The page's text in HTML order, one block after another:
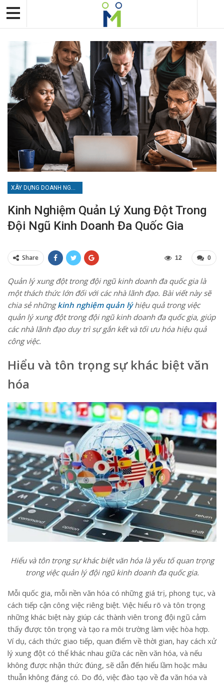
XÂY DỰNG DOANH NGHIỆP
Kinh Nghiệm Quản Lý Xung Đột Trong
Đội Ngũ Kinh Doanh Đa Quốc Gia
Share 0
12
Quản lý xung đột trong đội ngũ kinh doanh đa quốc gia là
một thách thức lớn đối với các nhà lãnh đạo. Bài viết này sẽ
chia sẻ nhữngkinh nghiệm quản lýhiệu quả trong việc
quản lý xung đột trong đội ngũ kinh doanh đa quốc gia, giúp
các nhà lãnh đạo duy trì sự gắn kết và tối ưu hóa hiệu quả
công việc.
Hiểu và tôn trọng sự khác biệt văn
hóa
Hiểu và tôn trọng sự khác biệt văn hóa là yếu tố quan trọng
trong việc quản lý đội ngũ kinh doanh đa quốc gia.
Mỗi quốc gia, mỗi nền văn hóa có những giá trị, phong tục, và
cách tiếp cận công việc riêng biệt. Việc hiểu rõ và tôn trọng
những khác biệt này giúp các thành viên trong đội ngũ cảm
thấy được tôn trọng và tạo ra môi trường làm việc hòa hợp.
Ví dụ, cách thức giao tiếp, quan điểm về thời gian, hay cách xử
lý xung đột có thể khác nhau giữa các nền văn hóa, và nếu
không được nhận thức đúng, sẽ dẫn đến hiểu lầm hoặc mâu
thuẫn không đáng có. Do đó, việc đào tạo về đa văn hóa và